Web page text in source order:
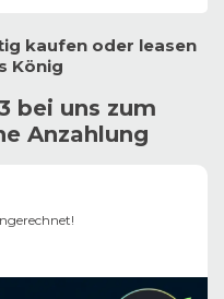
kaufen oder leasen
König
bei uns zum
Anzahlung